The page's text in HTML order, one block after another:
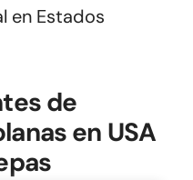
en Estados
de
en USA